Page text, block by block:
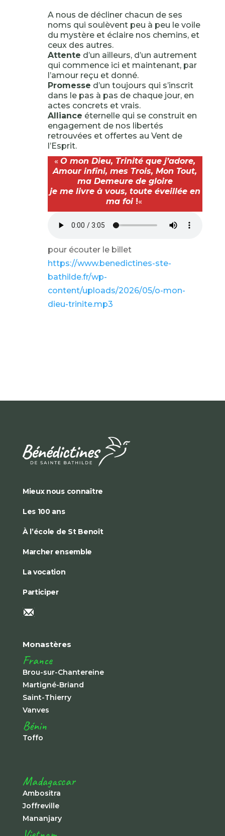
A nous de décliner chacun de ses
noms qui soulèvent peu à peu le voile
du mystère et éclaire nos chemins, et
ceux des autres.
Attente d’un ailleurs, d’un autrement
qui commence ici et maintenant, par
l’amour reçu et donné.
Promesse d’un toujours qui s’inscrit
dans le pas à pas de chaque jour, en
actes concrets et vrais.
Alliance éternelle qui se construit en
engagement de nos libertés
retrouvées et offertes au Vent de
l’Esprit.
«O mon Dieu, Trinité que j’adore,
Amour infini, mes Trois, Mon Tout,
ma Demeure de gloire
je me livre à vous, toute éveillée en
ma foi !«
pour écouter le billet
https://www.benedictines-ste-
bathilde.fr/wp-
content/uploads/2026/05/o-mon-
dieu-trinite.mp3
Mieux nous connaître
Les 100 ans
À l’école de St Benoît
Marcher ensemble
La vocation
Participer
Monastères
France
Brou-sur-Chantereine
Martigné-Briand
Saint-Thierry
Vanves
Bénin
Toffo
Madagascar
Ambositra
Joffreville
Mananjary